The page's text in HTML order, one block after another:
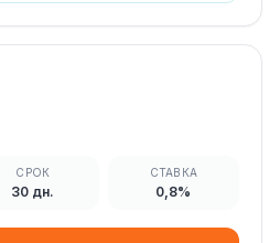
СРОК
30 дн.
СТАВКА
0,8%